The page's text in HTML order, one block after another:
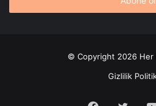
© Copyright 2026 Her
Gizlilik